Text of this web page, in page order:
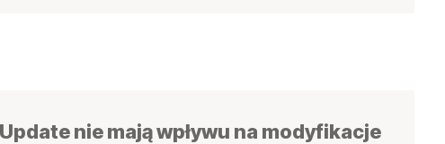
nie mają wpływu na modyfikacje